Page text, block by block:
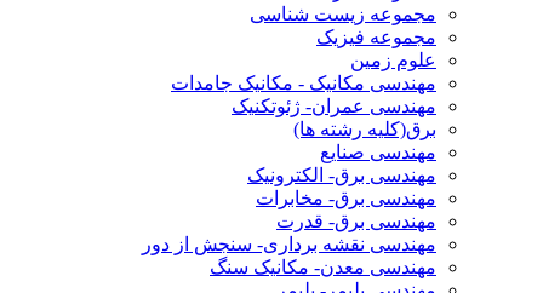
مجموعه زیست شناسی
مجموعه فیزیک
علوم زمین
مهندسی مکانیک - مکانیک جامدات
مهندسی عمران- ژئوتکنیک
برق(کلیه رشته ها)
مهندسی صنایع
مهندسی برق- الکترونیک
مهندسی برق- مخابرات
مهندسی برق- قدرت
مهندسی نقشه برداری- سنجش از دور
مهندسی معدن- مکانیک سنگ